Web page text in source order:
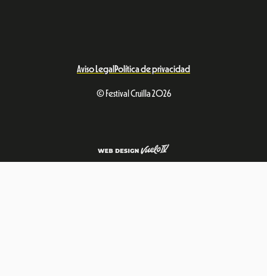
Aviso Legal Política de privacidad
© Festival Cruïlla 2026